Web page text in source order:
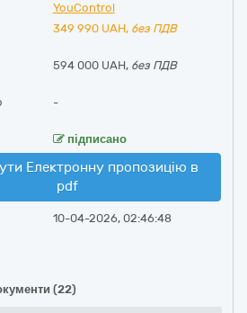
YouControl
349 990 UAH, без ПДВ
594 000 UAH, без ПДВ
-
підписано
Електронну пропозицію в
pdf
10-04-2026, 02:46:48
(22)